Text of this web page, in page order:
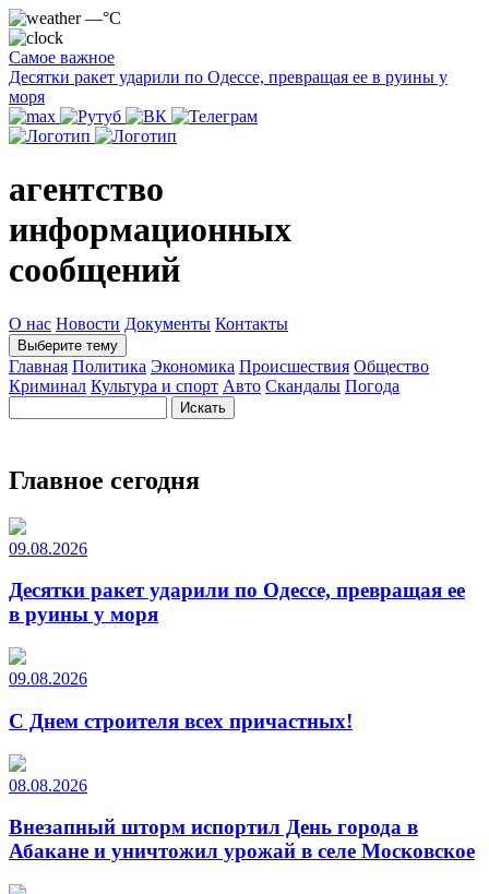
—°C
Самое важное
Десятки ракет ударили по Одессе, превращая ее в руины у
моря
агентство
информационных
сообщений
О нас Новости Документы Контакты
Выберите тему
Главная Политика Экономика Происшествия Общество
Криминал Культура и спорт Авто Скандалы Погода
Главное сегодня
09.08.2026
Десятки ракет ударили по Одессе, превращая ее
в руины у моря
09.08.2026
С Днем строителя всех причастных!
08.08.2026
Внезапный шторм испортил День города в
Абакане и уничтожил урожай в селе Московское